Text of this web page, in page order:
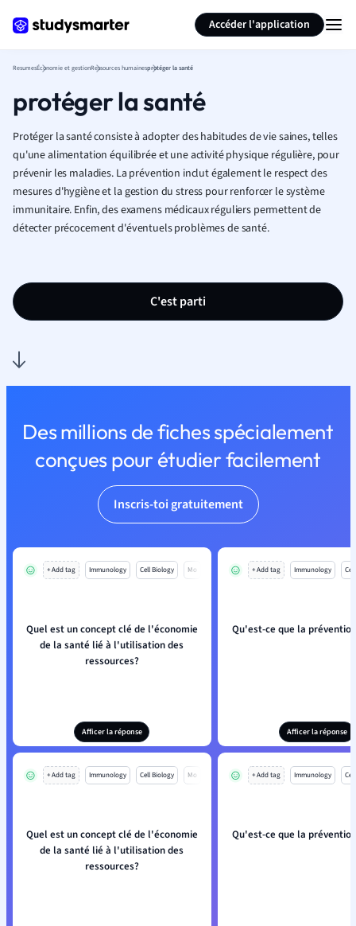
Accéder l'application
ResumesÉconomie et gestionRessources humainesprotéger la santé
protéger la santé
Protéger la santé consiste à adopter des habitudes de vie saines, telles
qu'une alimentation équilibrée et une activité physique régulière, pour
prévenir les maladies. La prévention inclut également le respect des
mesures d'hygiène et la gestion du stress pour renforcer le système
immunitaire. Enfin, des examens médicaux réguliers permettent de
détecter précocement d'éventuels problèmes de santé.
C'est parti
Des millions de fiches spécialement
conçues pour étudier facilement
Inscris-toi gratuitement
+ Add tag Immunology Cell Biology Mo
Quel est un concept clé de l'économie
de la santé lié à l'utilisation des
ressources?
Afficer la réponse
+ Add tag Immunology
Qu'est-ce que la
Afficer la réponse
+ Add tag Immunology Cell Biology Mo
Quel est un concept clé de l'économie
de la santé lié à l'utilisation des
ressources?
+ Add tag Immunology
Qu'est-ce que la
Résumer la page